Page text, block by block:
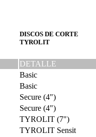
DISCOS DE CORTE
TYROLIT
DETALLE
Basic
Basic
Secure (4")
Secure (4")
TYROLIT (7")
TYROLIT Sensit